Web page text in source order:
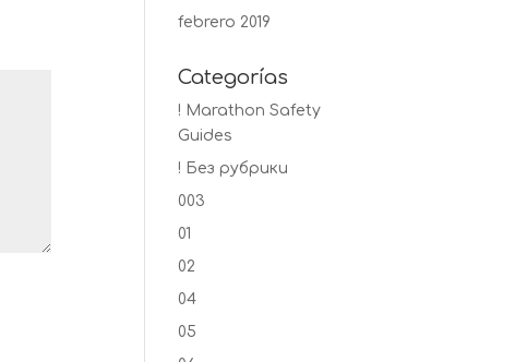
febrero 2019
Categorías
! Marathon Safety
Guides
! Без рубрики
003
01
02
04
05